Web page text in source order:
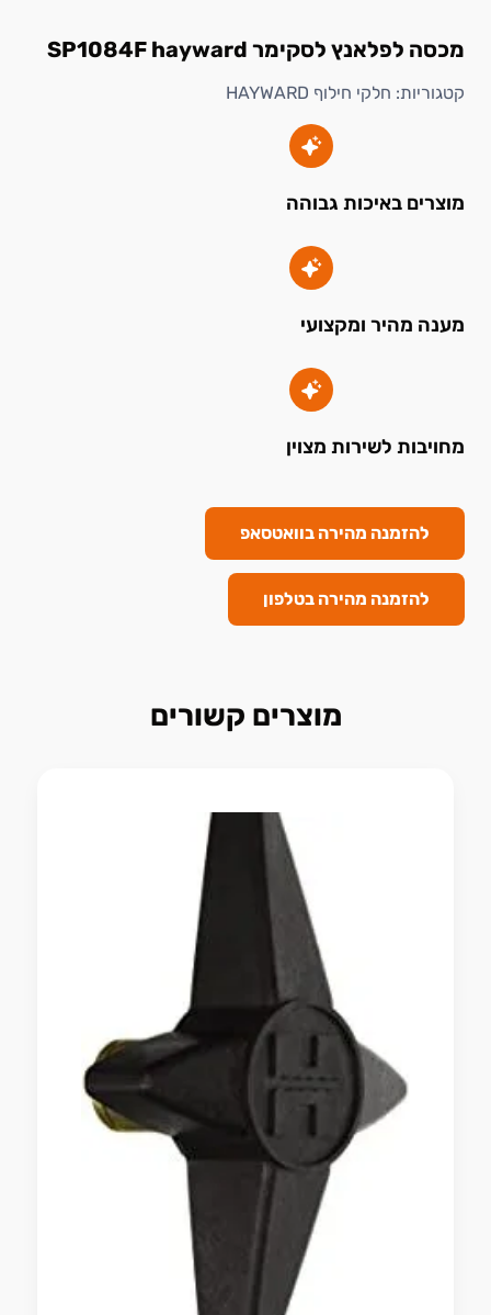
מכסה לפלאנץ לסקימר SP1084F hayward
קטגוריות: חלקי חילוף HAYWARD
מוצרים באיכות גבוהה
מענה מהיר ומקצועי
מחויבות לשירות מצוין
להזמנה מהירה בוואטסאפ
להזמנה מהירה בטלפון
מוצרים קשורים